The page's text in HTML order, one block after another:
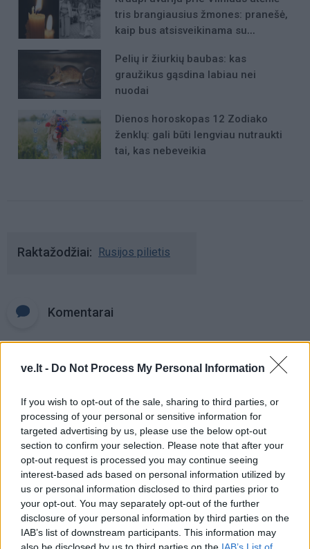
ve.lt - Do Not Process My Personal Information
If you wish to opt-out of the sale, sharing to third parties, or
processing of your personal or sensitive information for
targeted advertising by us, please use the below opt-out
section to confirm your selection. Please note that after your
opt-out request is processed you may continue seeing
interest-based ads based on personal information utilized by
us or personal information disclosed to third parties prior to
your opt-out. You may separately opt-out of the further
disclosure of your personal information by third parties on the
IAB’s list of downstream participants. This information may
also be disclosed by us to third parties on the IAB’s List of
tris brangiausius žmones: pranešė,
kaip bus atsisveikinama su
Pelių ir žiurkių baubas: kas
graužikus gąsdina labiau nei
nuodai
Dienos horoskopas 12 Zodiako
ženklų: gali būti lengviau nutraukti
tai, kas nebeveikia
Raktažodžiai Rusijos pilietis
Komentarai
Rašyti komentarą
Jūsų vardas
Komentaras